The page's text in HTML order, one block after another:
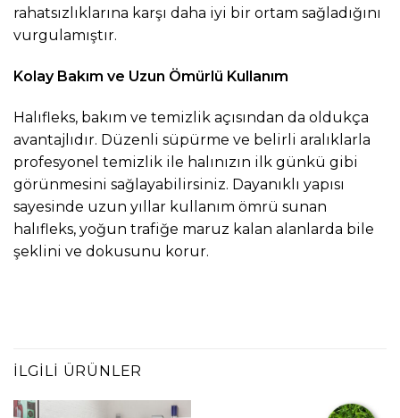
rahatsızlıklarına karşı daha iyi bir ortam sağladığını
vurgulamıştır.
Kolay Bakım ve Uzun Ömürlü Kullanım
Halıfleks, bakım ve temizlik açısından da oldukça
avantajlıdır. Düzenli süpürme ve belirli aralıklarla
profesyonel temizlik ile halınızın ilk günkü gibi
görünmesini sağlayabilirsiniz. Dayanıklı yapısı
sayesinde uzun yıllar kullanım ömrü sunan
halıfleks, yoğun trafiğe maruz kalan alanlarda bile
şeklini ve dokusunu korur.
İLGILI ÜRÜNLER